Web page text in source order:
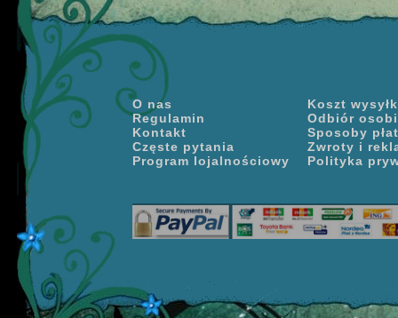
O nas
Regulamin
Kontakt
Częste pytania
Program lojalnościowy
Koszt
Odbiór
Sposoby
Zwroty i
Polityka